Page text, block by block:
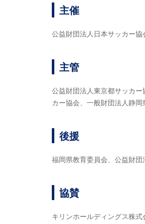
主催
公益財団法人日本サッカー協
主管
公益財団法人東京都サッカ
カー協会、一般財団法人静
後援
福岡県教育委員会、公益財
協賛
キリンホールディングス株